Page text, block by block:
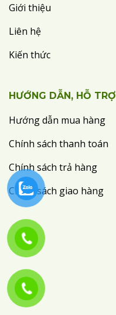
Giới thiệu
Liên hệ
Kiến thức
HƯỚNG DẪN, HỖ TRỢ
Hướng dẫn mua hàng
Chính sách thanh toán
Chính sách trả hàng
Chính sách giao hàng